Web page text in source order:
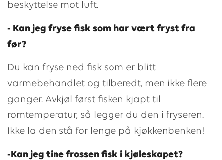
beskyttelse mot luft.
- Kan jeg fryse fisk som har vært fryst fra
før?
Du kan fryse ned fisk som er blitt
varmebehandlet og tilberedt, men ikke flere
ganger. Avkjøl først fisken kjapt til
romtemperatur, så legger du den i fryseren.
Ikke la den stå for lenge på kjøkkenbenken!
-Kan jeg tine frossen fisk i kjøleskapet?